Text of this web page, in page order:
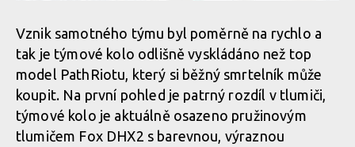
Vznik samotného týmu byl poměrně na rychlo a
tak je týmové kolo odlišně vyskládáno než top
model PathRiotu, který si běžný smrtelník může
koupit. Na první pohled je patrný rozdíl v tlumiči,
týmové kolo je aktuálně osazeno pružinovým
tlumičem Fox DHX2 s barevnou, výraznou